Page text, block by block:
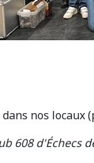
dans nos locaux
608 d'Échecs